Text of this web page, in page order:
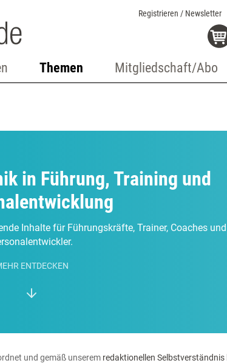
Registrieren / Newsletter
Themen Mitgliedschaft/Abo
in Führung, Training und
Inhalte für Führungskräfte, Trainer, Coaches und
ENTDECKEN
und gemäß unserem redaktionellen Selbstverständnis